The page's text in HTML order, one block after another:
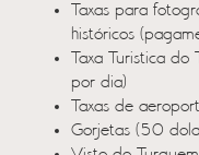
Taxas para
históricos
Taxa Turistica
por dia)
Taxas de
Gorjetas (50